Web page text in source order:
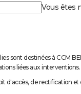
Vous êtes
sont destinées à CCM
liées aux interventions.
d'accès, de rectification